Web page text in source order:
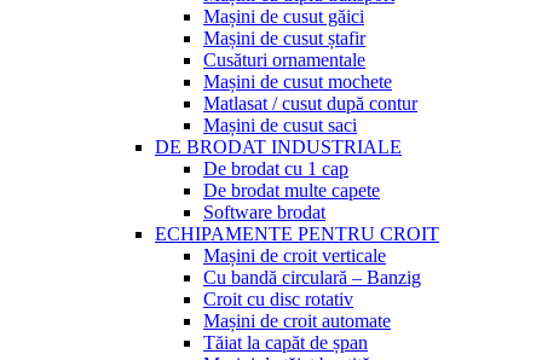
Mașini de cusut găici
Mașini de cusut ștafir
Cusături ornamentale
Mașini de cusut mochete
Matlasat / cusut după contur
Mașini de cusut saci
DE BRODAT INDUSTRIALE
De brodat cu 1 cap
De brodat multe capete
Software brodat
ECHIPAMENTE PENTRU CROIT
Mașini de croit verticale
Cu bandă circulară – Banzig
Croit cu disc rotativ
Mașini de croit automate
Tăiat la capăt de șpan